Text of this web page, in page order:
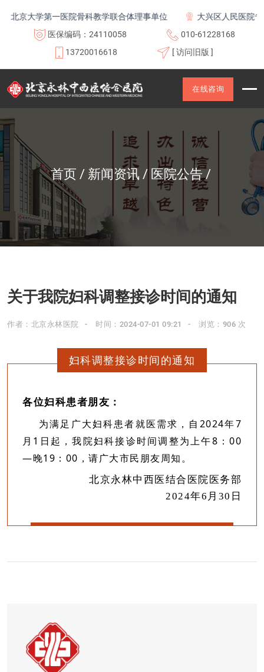
北京大学第一医院骨科教学联合体理事单位
大兴区人民医院专科
医保编码：24110058
010-61228168
13720016618
[ 访问旧版 ]
在线咨询
首页 新闻资讯 医院公告
关于我院妇科调整接诊时间的通知
作者：北京永林医院 时间：2024-07-01 09:21 浏览：906 次
妇科调整接诊时间的通知
各位妇科患者朋友：
为满足广大妇科患者就医需求， 自2024年7
月1日起，我院妇科接诊时间调整为上午8：00
—晚19：00，请广大市民朋友周知。
北京永林中西医结合医院医务部
2024年6月30日